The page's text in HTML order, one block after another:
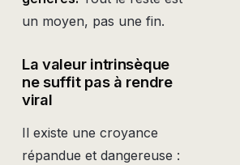
un moyen, pas une fin.
La valeur intrinsèque
ne suffit pas à rendre
viral
Il existe une croyance
répandue et dangereuse :